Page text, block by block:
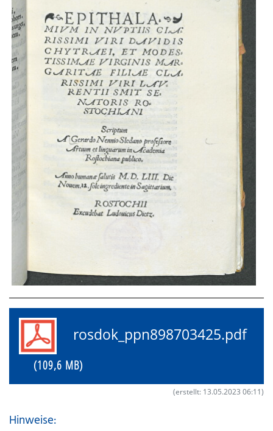
rosdok_ppn898703425.pdf
(109,6 MB)
(erstellt: 13.05.2023 06:11)
Hinweise: